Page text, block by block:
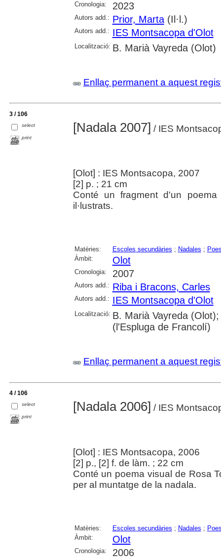
Cronologia: 2023
Autors add.: Prior, Marta(Il·l.)
Autors add.: IES Montsacopa d'Olot
Localització: B. Marià Vayreda (Olot)
Enllaç permanent a aquest
3 / 106
select
print
[Nadala 2007] / IES
[Olot] : IES Montsacopa, 2007
[2] p. ; 21 cm
Conté un fragment d'un
il·lustrats.
Matèries: Escoles secundàries ; Nadales ;
Àmbit:
Olot
Cronologia: 2007
Autors add.: Riba i Bracons, Carles
Autors add.: IES Montsacopa d'Olot
Localització: B. Marià Vayreda
(l'Espluga de Francolí)
Enllaç permanent a aquest
4 / 106
select
print
[Nadala 2006] / IES
[Olot] : IES Montsacopa, 2006
[2] p., [2] f. de làm. ; 22 cm
Conté un poema visual de Rosa
per al muntatge de la nadala.
Matèries: Escoles secundàries ; Nadales ;
Àmbit:
Olot
Cronologia: 2006